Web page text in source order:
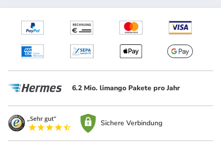
6.2 Mio. limango Pakete pro Jahr
Sichere Verbindung